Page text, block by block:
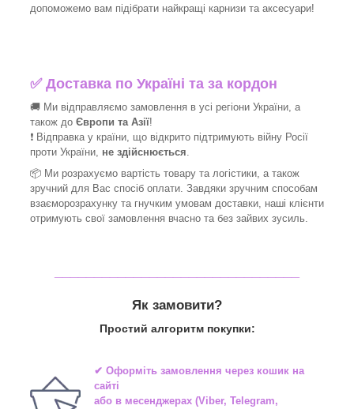
допоможемо вам підібрати найкращі карнизи та аксесуари!
✅Доставка по Україні та за кордон
🚚 Ми відправляємо замовлення в усі регіони України, а
також до Європи та Азії!
❗ Відправка у країни, що відкрито підтримують війну Росії
проти України, не здійснюється
📦 Ми розрахуємо вартість товару та логістики, а також
зручний для Вас спосіб оплати. Завдяки зручним способам
взаєморозрахунку та гнучким умовам доставки, наші клієнти
отримують свої замовлення вчасно та без зайвих зусиль.
Як замовити?
Простий алгоритм покупки:
✔ Оформіть замовлення через кошик на
сайті
або в месенджерах(Viber, Telegram,